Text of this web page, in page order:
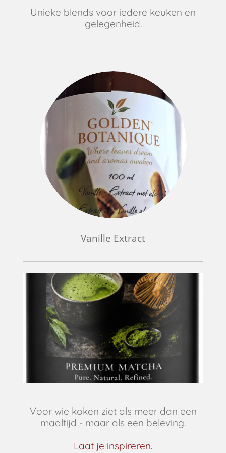
Unieke blends voor iedere keuken en
gelegenheid.
Vanille Extract
Voor wie koken ziet als meer dan een
maaltijd - maar als een beleving.
Laat je inspireren.